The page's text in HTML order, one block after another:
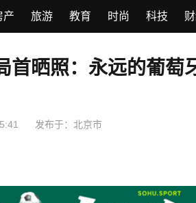
产 旅游 教育 时尚 科技
机离开
首晒照：永远的葡萄
发布于： 北京市